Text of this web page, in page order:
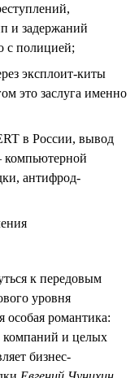
и задержаний
с полицией;
эксплоит-киты
это заслуга именно
в России, вывод
антифрод-
к передовым
уровня
особая романтика:
компаний и целых
бизнес-